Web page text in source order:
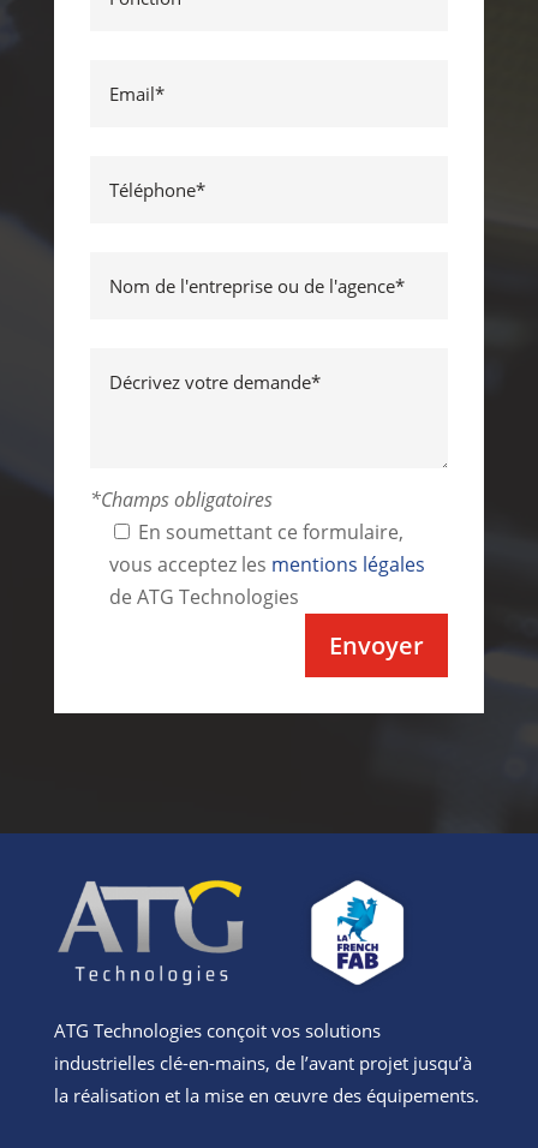
*Champs obligatoires
En soumettant ce formulaire,
vous acceptez les mentions légales
de ATG Technologies
ATG Technologies conçoit vos solutions
industrielles clé-en-mains, de l’avant projet jusqu’à
la réalisation et la mise en œuvre des équipements.